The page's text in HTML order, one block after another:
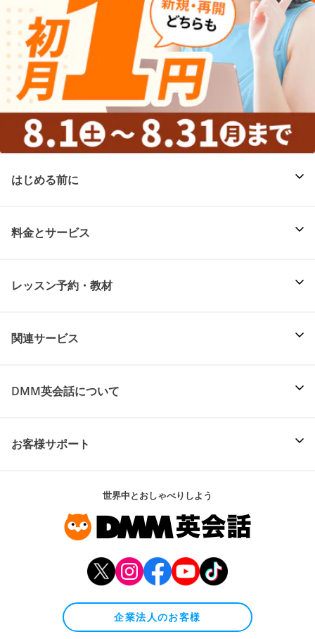
はじめる前に
料金とサービス
レッスン予約・教材
関連サービス
DMM英会話について
お客様サポート
世界中とおしゃべりしよう
企業法人のお客様